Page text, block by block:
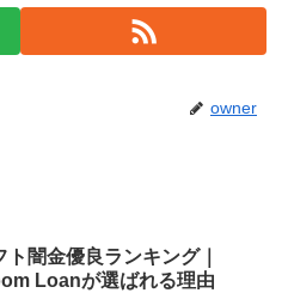
owner
ト闇金優良ランキング｜
Loanが選ばれる理由